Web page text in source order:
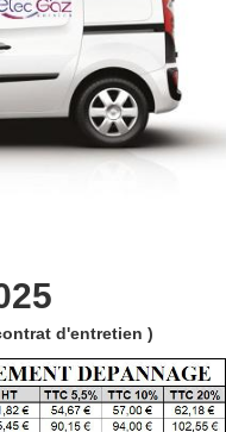
d'entretien )